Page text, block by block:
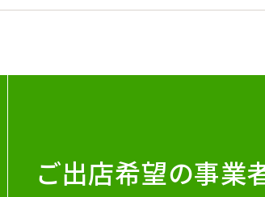
ご出店希望の事業